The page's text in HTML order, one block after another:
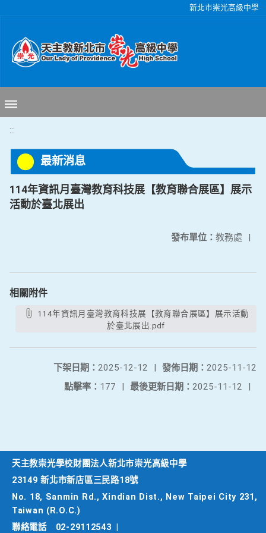
新北市崇光高級中學
:::
最新消息
114年資訊月臺灣教育科技展【教育聯合展區】展示
活動於臺北展出
發布單位： 教務處 |
相關附件
於臺北展出.pdf
發佈日期： 2025-11-12
下架日期： 2025-12-12
|
最後更新日期： 2025-11-12 |
點擊率： 177 |
天主教崇光學校財團法人新北市崇光高級中學
23149 新北市新店區三民路18號
No. 18, Sanmin Rd., Xindian Dist., New Taipei City 231,
Taiwan (R.O.C.)
聯絡電話
02-29112543